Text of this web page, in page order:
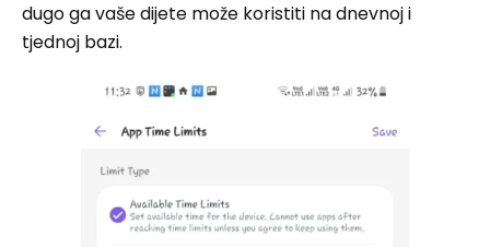
dugo ga vaše dijete može koristiti na dnevnoj i
tjednoj bazi.